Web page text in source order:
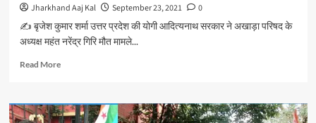
आपस
भिड़े
Jharkhand Aaj Kal September 23, 2021
0
✍️ बृजेश कुमार शर्मा उत्तर प्रदेश की योगी आदित्यनाथ सरकार ने अखाड़ा परिषद के
अध्यक्ष महंत नरेंद्र गिरि मौत मामले...
Read MoreRead
योगी
सरकार